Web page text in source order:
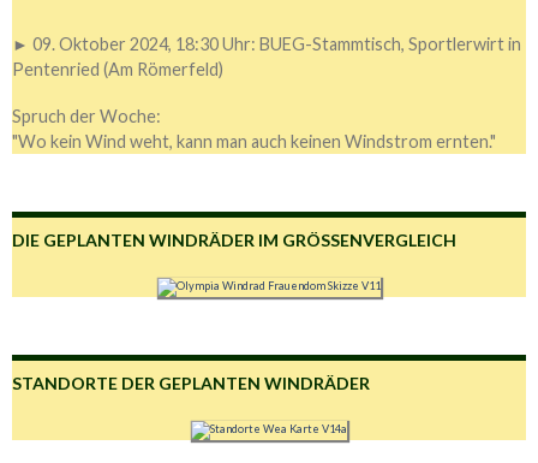
► 09. Oktober 2024, 18:30 Uhr: BUEG-Stammtisch, Sportlerwirt in
Pentenried (Am Römerfeld)
Spruch der Woche:
"Wo kein Wind weht, kann man auch keinen Windstrom ernten."
DIE GEPLANTEN WINDRÄDER IM GRÖSSENVERGLEICH
STANDORTE DER GEPLANTEN WINDRÄDER